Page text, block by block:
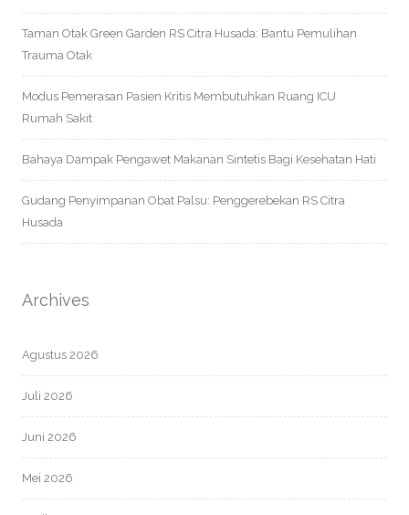
Taman Otak Green Garden RS Citra Husada: Bantu Pemulihan
Trauma Otak
Modus Pemerasan Pasien Kritis Membutuhkan Ruang ICU
Rumah Sakit
Bahaya Dampak Pengawet Makanan Sintetis Bagi Kesehatan Hati
Gudang Penyimpanan Obat Palsu: Penggerebekan RS Citra
Husada
Archives
Agustus 2026
Juli 2026
Juni 2026
Mei 2026